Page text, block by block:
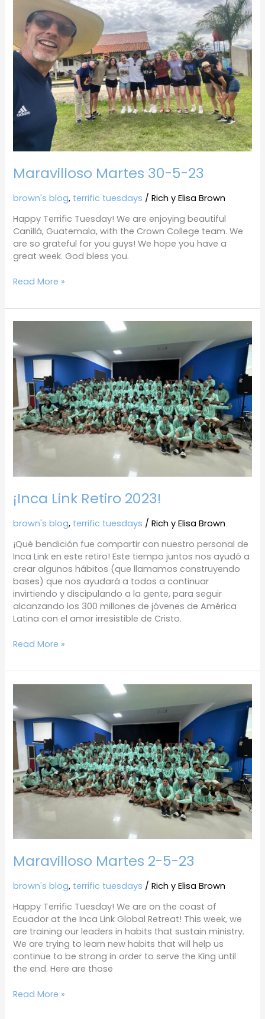
Maravilloso Martes 30-5-23
brown's blog, terrific tuesdays /Rich y Elisa Brown
Happy Terrific Tuesday! We are enjoying beautiful
Canillá, Guatemala, with the Crown College team. We
are so grateful for you guys! We hope you have a
great week. God bless you.
Read More »
¡Inca Link Retiro 2023!
brown's blog, terrific tuesdays /Rich y Elisa Brown
¡Qué bendición fue compartir con nuestro personal de
Inca Link en este retiro! Este tiempo juntos nos ayudó a
crear algunos hábitos (que llamamos construyendo
bases) que nos ayudará a todos a continuar
invirtiendo y discipulando a la gente, para seguir
alcanzando los 300 millones de jóvenes de América
Latina con el amor irresistible de Cristo.
Link
Retiro
2023!
Read More »
Maravilloso Martes 2-5-23
brown's blog, terrific tuesdays /Rich y Elisa Brown
Happy Terrific Tuesday! We are on the coast of
Ecuador at the Inca Link Global Retreat! This week, we
are training our leaders in habits that sustain ministry.
We are trying to learn new habits that will help us
continue to be strong in order to serve the King until
the end. Here are those
Martes
2-
5-
23
Read More »